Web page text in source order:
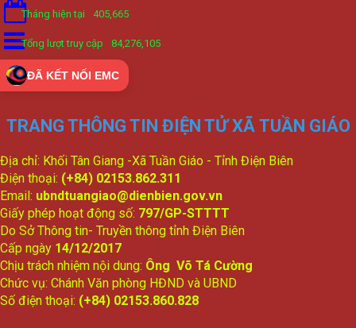
Tháng hiện tại 405,665
Tổng lượt truy cập 84,276,105
ĐÃ KẾT NỐI EMC
TRANG THÔNG TIN ĐIỆN TỬ XÃ TUẦN GIÁO
Địa chỉ: Khối Tân Giang -Xã Tuần Giáo - Tỉnh Điện Biên
Điện thoại: (+84) 02153.862.311
Email: ubndtuangiao@dienbien.gov.vn
Giấy phép hoạt động số: 797/GP-STTTT
Do Sở Thông tin- Truyền thông tỉnh Điện Biên
Cấp ngày 14/12/2017
Chịu trách nhiệm nội dung: Ông Võ Tá Cường
Chức vụ: Chánh Văn phòng HĐND và UBND
Số điện thoại: (+84) 02153.860.828